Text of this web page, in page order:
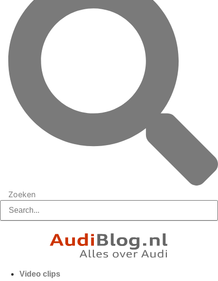
Zoeken
Video clips